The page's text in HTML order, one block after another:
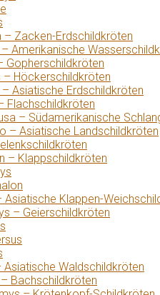
– Zacken-Erdschildkröten
Amerikanische
Gopherschildkröten
– Höckerschildkröten
Asiatische Erdschildkröten
Flachschildkröten
– Südamerikanische
– Asiatische Landschildkröten
– Klappschildkröten
Asiatische Klappen-
– Geierschildkröten
Asiatische Waldschildkröten
Bachschildkröten